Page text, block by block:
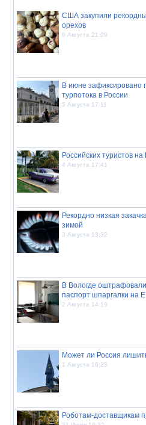
США закупили
орехов
6 Августа 21:09
В июне зафиксировано
турпотока в России
5 Августа 17:11
Российских туристов
4 Августа 17:41
Рекордно низкая
зимой
3 Августа 13:32
В Вологде
паспорт шпаргалки на
2 Августа 14:19
Может ли Россия
1 Августа 16:23
Роботам-доставщикам